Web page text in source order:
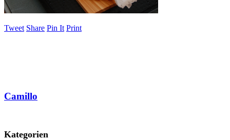
Tweet Share Pin It Print
Camillo
Kategorien